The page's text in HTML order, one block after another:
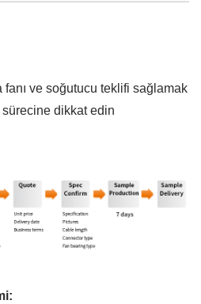
fanı ve soğutucu teklifi sağlamak
dikkat edin